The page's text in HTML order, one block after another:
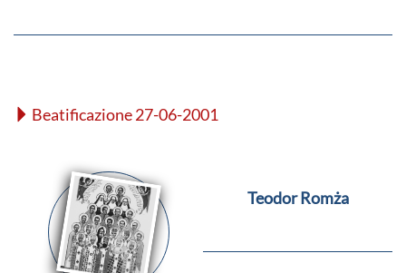
Beatificazione 27-06-2001
Teodor Romża